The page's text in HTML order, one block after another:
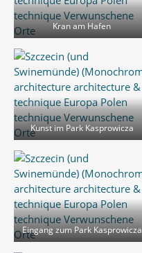
Kran am Hafen
Kunst im Park Kasprowicza
Eingang zum Park Kasprowicza